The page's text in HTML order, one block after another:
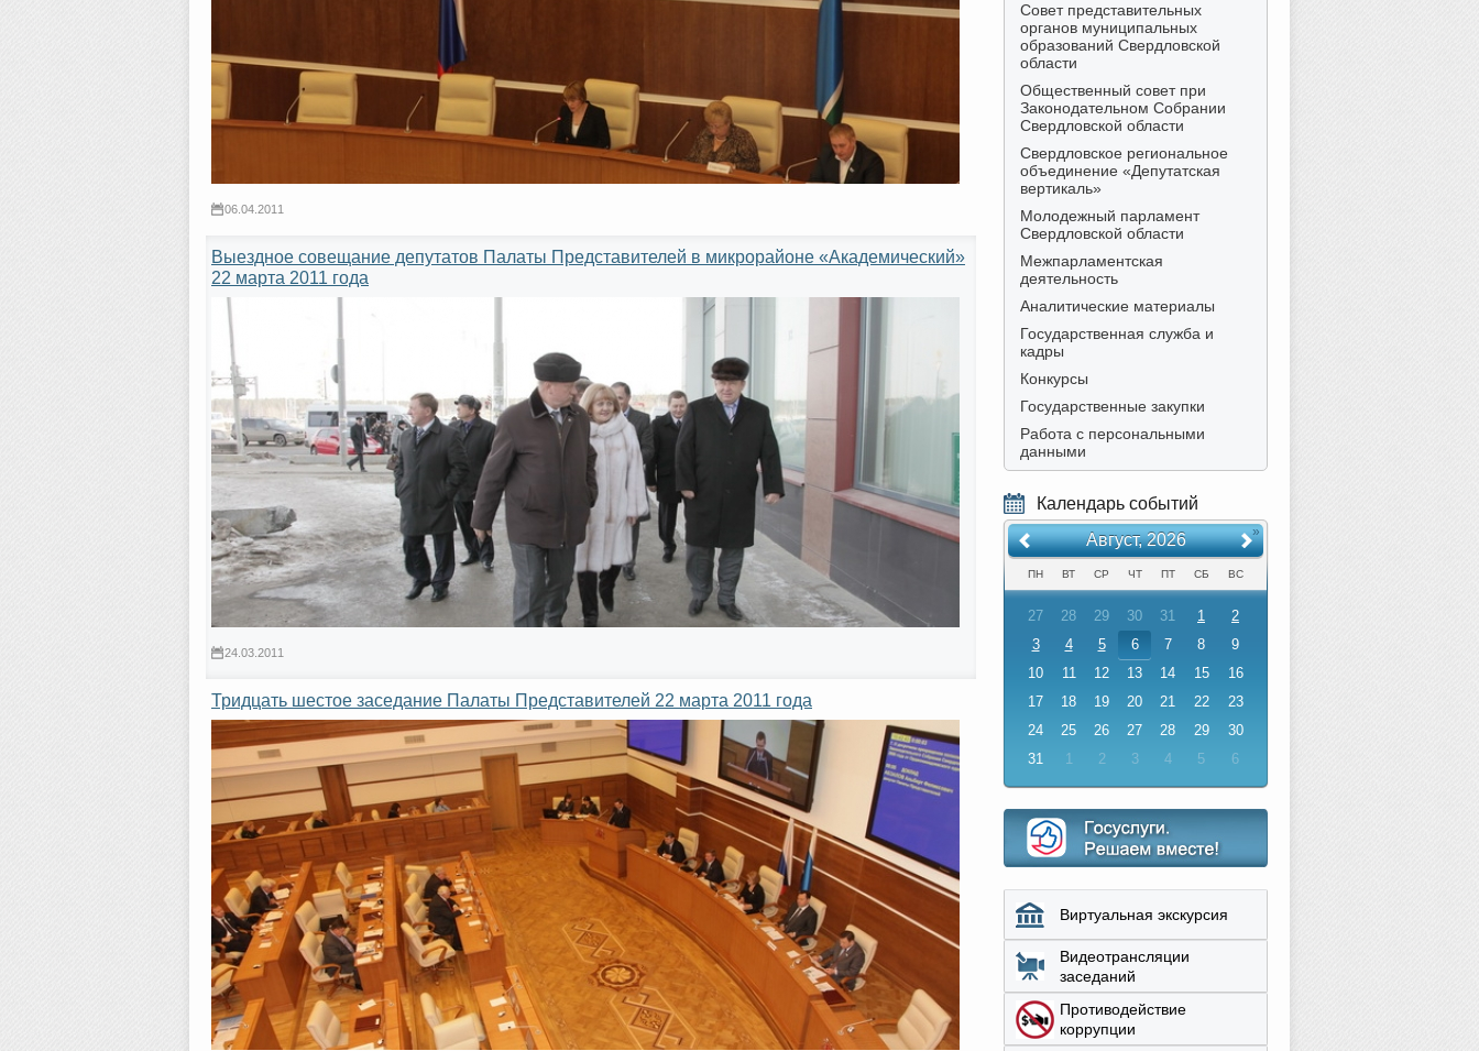
06.04.2011
Выездное совещание депутатов Палаты Представителей в микрорайоне «Академический»
22 марта 2011 года
24.03.2011
Тридцать шестое заседание Палаты Представителей 22 марта 2011 года
Совет представительных
органов муниципальных
образований Свердловской
области
Общественный совет при
Законодательном Собрании
Свердловской области
Свердловское региональное
объединение «Депутатская
вертикаль»
Молодежный парламент
Свердловской области
Межпарламентская
деятельность
Аналитические материалы
Государственная служба и
кадры
Конкурсы
Государственные закупки
Работа с персональными
данными
Календарь событий
Август, 2026 »
ПН ВТ СР ЧТ ПТ СБ ВС
27 28 29 30 31 1
2
3
4 5 6 7 8
9
10
11 12 13 14 15
16
17
18 19 20 21 22
23
24
25 26 27 28 29
30
31
1 2 3 4 5 6
Интернет приемная
Виртуальная экскурсия
Видеотрансляции
заседаний
Противодействие
коррупции